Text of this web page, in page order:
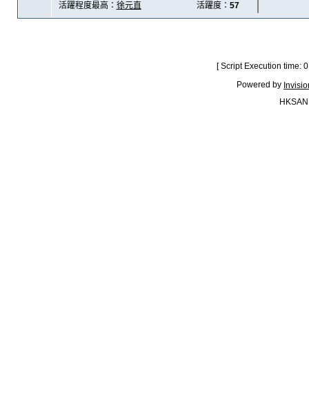
活躍程度最高： 徐元直 活躍度： 57
[ Script Execution time:
Powered by